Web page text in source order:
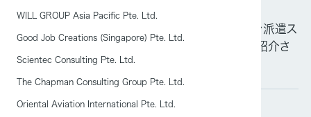
WILL GROUP Asia Pacific Pte. Ltd.
Good Job Creations (Singapore) Pte. Ltd.
Scientec Consulting Pte. Ltd.
The Chapman Consulting Group Pte. Ltd.
Oriental Aviation International Pte. Ltd.
「日本経済新聞」にてウィルオブ・ワークが取り組む派遣ス
タッフ向け生成AIチャットボット「ウィルキャリ」が紹介さ
れました